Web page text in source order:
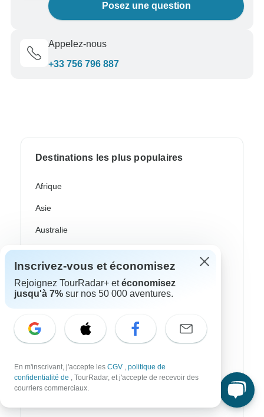
Posez une question
Appelez-nous
+33 756 796 887
Destinations les plus populaires
Afrique
Asie
Australie
Europe
Amérique du Sud
Maroc
Bali
Inscrivez-vous et économisez
Rejoignez TourRadar+ etéconomisez
jusqu'à 7% sur nos 50 000 aventures.
En m'inscrivant, j'accepte les CGV , politique de
confidentialité de , TourRadar, et j'accepte de recevoir des
courriers commerciaux.